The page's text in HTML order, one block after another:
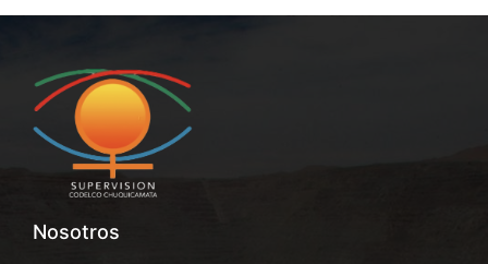
Nosotros